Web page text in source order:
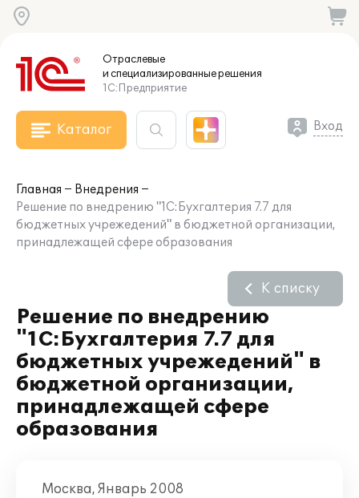
Отраслевые
и специализированныерешения
1С:Предприятие
Каталог Вход
Главная
Внедрения
Решение по внедрению "1С:Бухгалтерия 7.7 для
бюджетных учрежедений" в бюджетной организации,
принадлежащей сфере образования
Решение по внедрению
"1С:Бухгалтерия 7.7 для
бюджетных учрежедений" в
бюджетной организации,
принадлежащей сфере
образования
К списку
Москва, Январь 2008